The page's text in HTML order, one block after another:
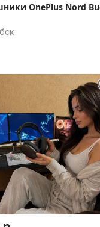
OnePlus Nord